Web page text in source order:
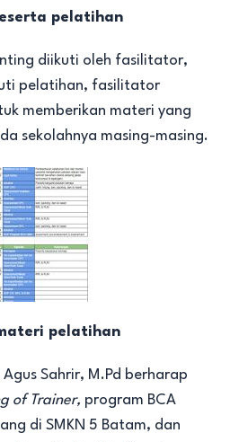
pelatihan
diikuti oleh fasilitator,
pelatihan, fasilitator
memberikan materi yang
sekolahnya masing-masing.
pelatihan
Sahrir, M.Pd berharap
of Trainer, program BCA
di SMKN 5 Batam, dan